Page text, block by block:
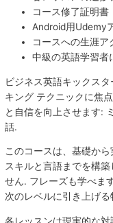
コース修了証明書
Android用Udemy
コースへの生涯ア
中級の英語学習者
ビジネス英語キックス
キング テクニックに焦
と自信を向上させます:
話.
このコースは、基礎か
スキルと言語までを構
せん. フレーズも学べま
次のレベルに引き上げる